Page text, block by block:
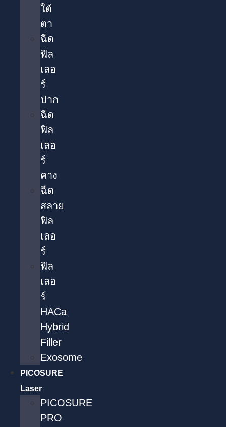
ใต้
ตา​
ฉีด
ฟิล
เลอ
ร์
ปาก
ฉีด
ฟิล
เลอ
ร์
คาง
ฉีด
สลาย
ฟิล
เลอ
ร์
ฟิล
เลอ
ร์
HACa
Hybrid
Filler
Exosome
PICOSURE
Laser
PICOSURE
PRO